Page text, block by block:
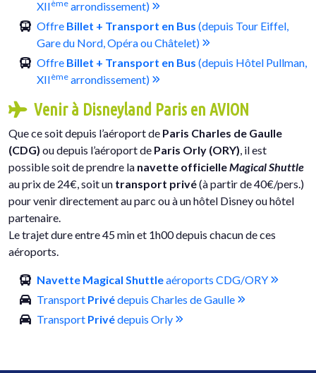
XIIème arrondissement)
Offre Billet + Transport en Bus (depuis Tour Eiffel,
Gare du Nord, Opéra ou Châtelet)
Offre Billet + Transport en Bus (depuis Hôtel Pullman,
XIIème arrondissement)
Venir à Disneyland Paris en AVION
Que ce soit depuis l’aéroport de Paris Charles de Gaulle
(CDG) ou depuis l’aéroport de Paris Orly (ORY) , il est
possible soit de prendre la navette officielleMagical Shuttle
au prix de 24€, soit un transport privé(à partir de 40€/pers.)
pour venir directement au parc ou à un hôtel Disney ou hôtel
partenaire.
Le trajet dure entre 45 min et 1h00 depuis chacun de ces
aéroports.
Navette Magical Shuttleaéroports CDG/ORY
Transport Privédepuis Charles de Gaulle
Transport Privédepuis Orly